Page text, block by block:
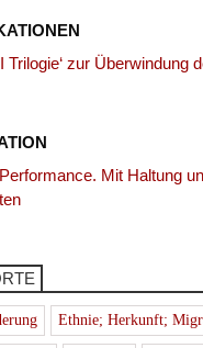
Trilogie‘ zur Überwindung
Mit Haltung
Ethnie; Herkunft;